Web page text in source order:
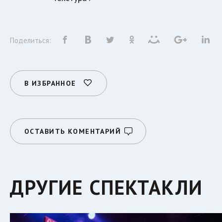
Поделиться:
В ИЗБРАННОЕ
ОСТАВИТЬ КОМЕНТАРИЙ
ДРУГИЕ СПЕКТАКЛИ